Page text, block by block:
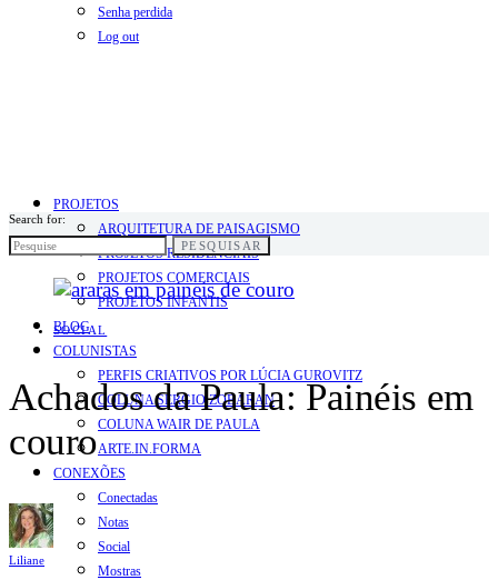
Senha perdida
Log out
PROJETOS
ARQUITETURA DE PAISAGISMO
PROJETOS RESIDENCIAIS
PROJETOS COMERCIAIS
PROJETOS INFANTIS
BLOG
COLUNISTAS
PERFIS CRIATIVOS POR LÚCIA GUROVITZ
COLUNA SERGIO ZOBARAN
COLUNA WAIR DE PAULA
ARTE.IN.FORMA
CONEXÕES
Conectadas
Notas
Social
Mostras
Search for:
PESQUISAR
SOCIAL
Achados da Paula: Painéis em
couro
Liliane